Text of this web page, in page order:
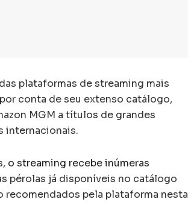
plataformas de streaming mais
conta de seu extenso catálogo,
MGM a títulos de grandes
internacionais.
o streaming recebe inúmeras
pérolas já disponíveis no catálogo
recomendados pela plataforma nesta